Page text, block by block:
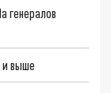
генералов
и выше